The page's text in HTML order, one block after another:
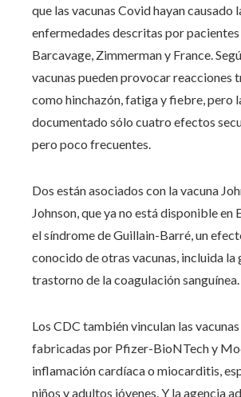
que las vacunas Covid hayan causado
enfermedades descritas por
Barcavage, Zimmerman y France.
vacunas pueden provocar reacciones
como hinchazón, fatiga y fiebre, pero
documentado sólo cuatro efectos
pero poco frecuentes.
Dos están asociados con la vacuna
Johnson, que ya no está disponible en
el síndrome de Guillain-Barré, un
conocido de otras vacunas, incluida la
trastorno de la coagulación sanguínea.
Los CDC también vinculan las
fabricadas por Pfizer-BioNTech y
inflamación cardíaca o miocarditis,
niños y adultos jóvenes. Y la agencia